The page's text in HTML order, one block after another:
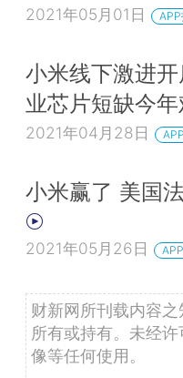
2021年05月01日
小米线下激进
业芯片短缺今
2021年04月28日
小米赢了 美国
2021年05月26日
财新网所刊载内容
所有或持有。未经
像等任何使用。